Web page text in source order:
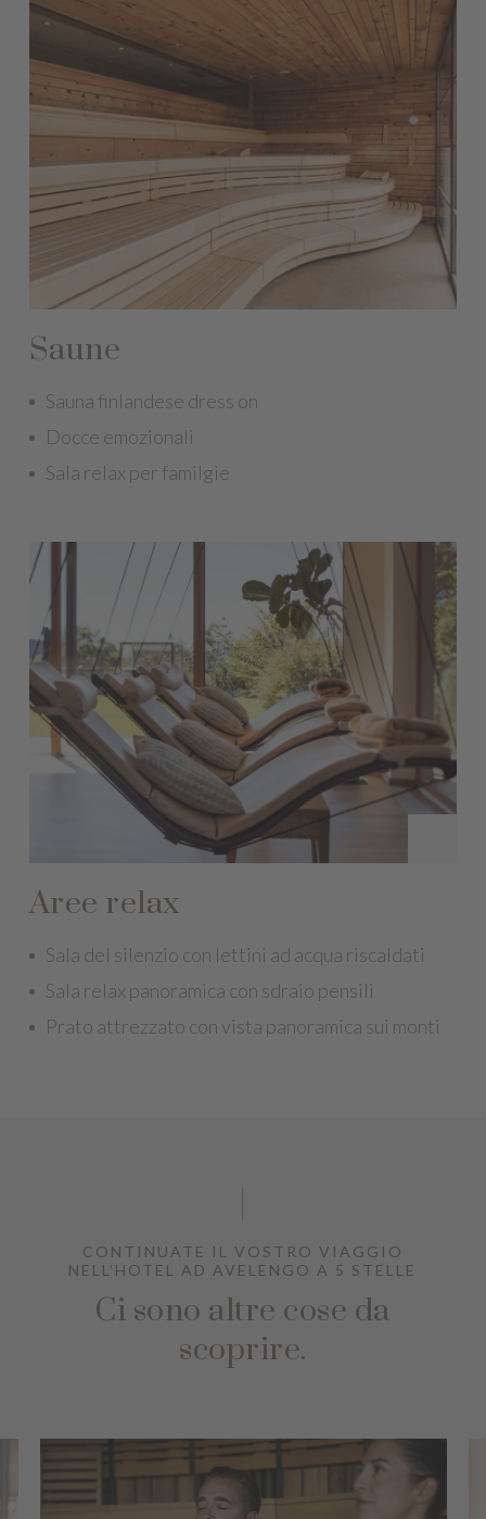
Saune
Sauna finlandese dress on
Docce emozionali
Sala relax per familgie
Aree relax
Sala del silenzio con lettini ad acqua riscaldati
Sala relax panoramica con sdraio pensili
Prato attrezzato con vista panoramica sui monti
CONTINUATE IL VOSTRO VIAGGIO
NELL’HOTEL AD AVELENGO A 5 STELLE
Ci sono altre cose da
scoprire.